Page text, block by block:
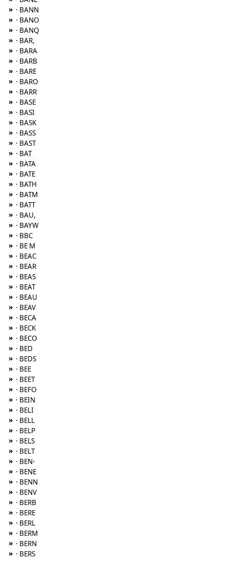
» · BANN
» · BANO
» · BANQ
» · BAR,
» · BARA
» · BARB
» · BARE
» · BARO
» · BARR
» · BASE
» · BASI
» · BASK
» · BASS
» · BAST
» · BAT
» · BATA
» · BATE
» · BATH
» · BATM
» · BATT
» · BAU,
» · BAYW
» · BBC
» · BE M
» · BEAC
» · BEAR
» · BEAS
» · BEAT
» · BEAU
» · BEAV
» · BECA
» · BECK
» · BECO
» · BED
» · BEDS
» · BEE
» · BEET
» · BEFO
» · BEIN
» · BELI
» · BELL
» · BELP
» · BELS
» · BELT
» · BEN-
» · BENE
» · BENN
» · BENV
» · BERB
» · BERE
» · BERL
» · BERM
» · BERN
» · BERS